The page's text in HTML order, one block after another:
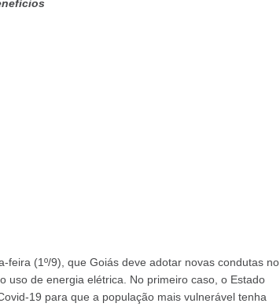
(1º/9), que Goiás deve adotar novas condutas no
uso de energia elétrica. No primeiro caso, o Estado
19 para que a população mais vulnerável tenha